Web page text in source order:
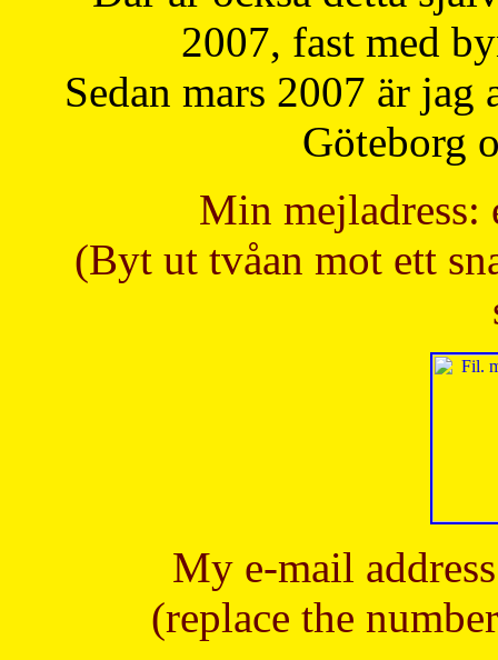
2007, fast med
Sedan mars 2007 är
Göteborg
Min mejladress:
(Byt ut tvåan mot ett
My e-mail
(replace the